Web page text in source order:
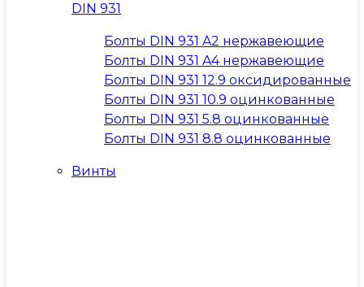
DIN 931
Болты DIN 931 A2 нержавеющие
Болты DIN 931 A4 нержавеющие
Болты DIN 931 12.9 оксидированные
Болты DIN 931 10.9 оцинкованные
Болты DIN 931 5.8 оцинкованные
Болты DIN 931 8.8 оцинкованные
Винты